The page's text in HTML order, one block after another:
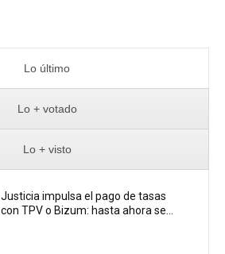
Lo último
Lo + votado
Lo + visto
Justicia impulsa el pago de tasas
con TPV o Bizum: hasta ahora se...